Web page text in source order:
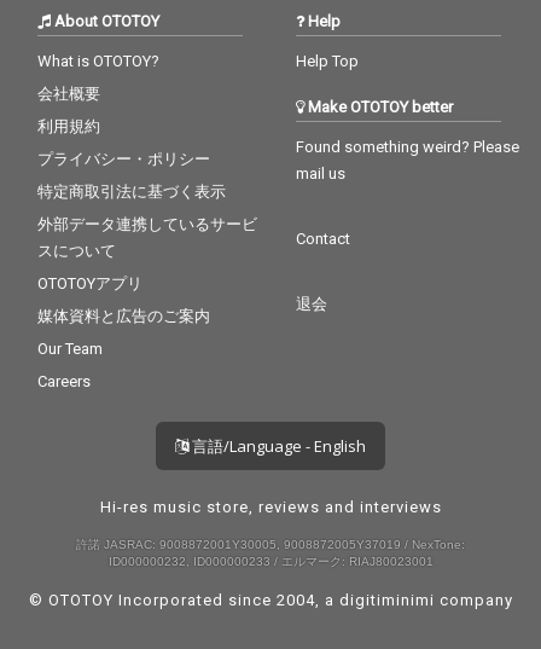
About OTOTOY
What is OTOTOY?
会社概要
利用規約
プライバシー・ポリシー
特定商取引法に基づく表示
外部データ連携しているサービ
スについて
OTOTOYアプリ
媒体資料と広告のご案内
Our Team
Careers
Help
Help Top
Make OTOTOY better
Found something weird? Please
mail us
Contact
退会
言語/Language - English
Hi-res music store, reviews and interviews
許諾 JASRAC: 9008872001Y30005, 9008872005Y37019 / NexTone:
ID000000232, ID000000233 / エルマーク: RIAJ80023001
© OTOTOY Incorporated since 2004, a digitiminimi company